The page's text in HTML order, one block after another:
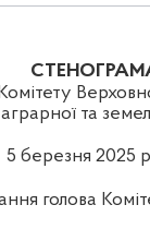
та
5 березня 2025
голова